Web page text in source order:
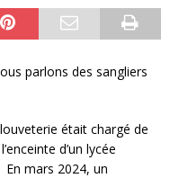
parlons des sangliers
était chargé de
d’un lycée
mars 2024, un